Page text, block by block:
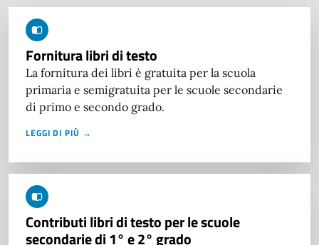
Fornitura libri di testo
La fornitura dei libri è gratuita per la scuola
primaria e semigratuita per le scuole secondarie
di primo e secondo grado.
LEGGI DI PIÙ →
Contributi libri di testo per le scuole
secondarie di 1° e 2° grado